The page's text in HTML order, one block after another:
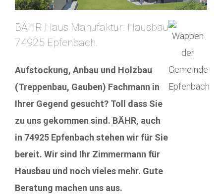
BÄHR Haus Manufaktur: Hausbau
74925 Epfenbach.
Aufstockung, Anbau und Holzbau
(Treppenbau, Gauben) Fachmann in
Ihrer Gegend gesucht? Toll dass Sie
zu uns gekommen sind. BÄHR, auch
in 74925 Epfenbach stehen wir für Sie
bereit. Wir sind Ihr Zimmermann für
Hausbau und noch vieles mehr. Gute
Beratung machen uns aus.